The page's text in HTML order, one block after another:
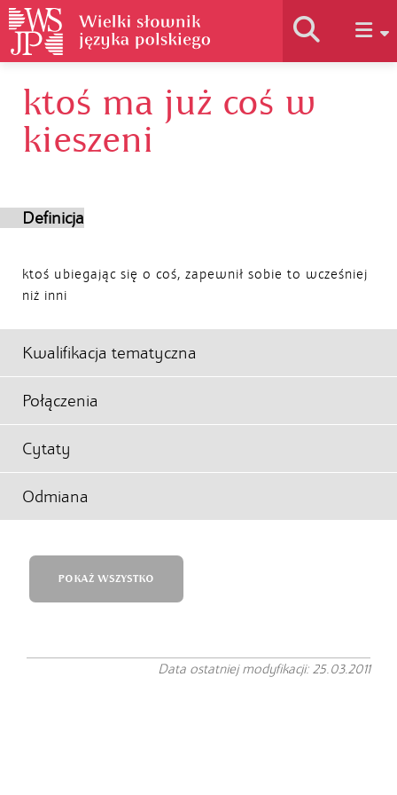
Historia słownika
Autorzy
ktoś ma już coś w
kieszeni
Definicja
ktoś ubiegając się o coś, zapewnił sobie to wcześniej
niż inni
Kwalifikacja tematyczna
Połączenia
Cytaty
Odmiana
POKAŻ WSZYSTKO
Data ostatniej modyfikacji: 25.03.2011